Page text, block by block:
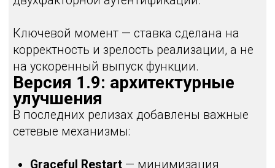
активная дорожная карта развития.
Продукт перешёл из стадии
активного масштабирования и
функционального роста.
Для компаний, которые ранее
откладывали его тестирование, текущий
этап развития делает оценку решения
технически обоснованной.